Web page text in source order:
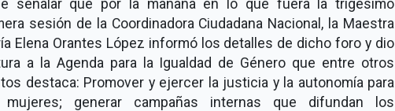
señalar que por la mañana en lo que fuera la trigésimo
sesión de la Coordinadora Ciudadana Nacional, la Maestra
Elena Orantes López informó los detalles de dicho foro y dio
a la Agenda para la Igualdad de Género que entre otros
destaca: Promover y ejercer la justicia y la autonomía para
mujeres; generar campañas internas que difundan los